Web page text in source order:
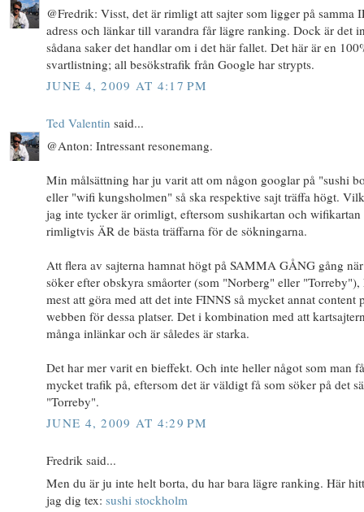
@Fredrik: Visst, det är rimligt att sajter som ligger på samma
adress och länkar till varandra får lägre ranking. Dock är det
sådana saker det handlar om i det här fallet. Det här är en
svartlistning; all besökstrafik från Google har strypts.
JUNE 4, 2009 AT 4:17 PM
Ted Valentin said...
@Anton: Intressant resonemang.
Min målsättning har ju varit att om någon googlar på "sushi
eller "wifi kungsholmen" så ska respektive sajt träffa högt.
jag inte tycker är orimligt, eftersom sushikartan och wifikartan
rimligtvis ÄR de bästa träffarna för de sökningarna.
Att flera av sajterna hamnat högt på SAMMA GÅNG gång
söker efter obskyra småorter (som "Norberg" eller "Torreby"),
mest att göra med att det inte FINNS så mycket annat content
webben för dessa platser. Det i kombination med att
många inlänkar och är således är starka.
Det har mer varit en bieffekt. Och inte heller något som man
mycket trafik på, eftersom det är väldigt få som söker på det
"Torreby".
JUNE 4, 2009 AT 4:29 PM
Fredrik said...
Men du är ju inte helt borta, du har bara lägre ranking. Här
jag dig tex: sushi stockholm